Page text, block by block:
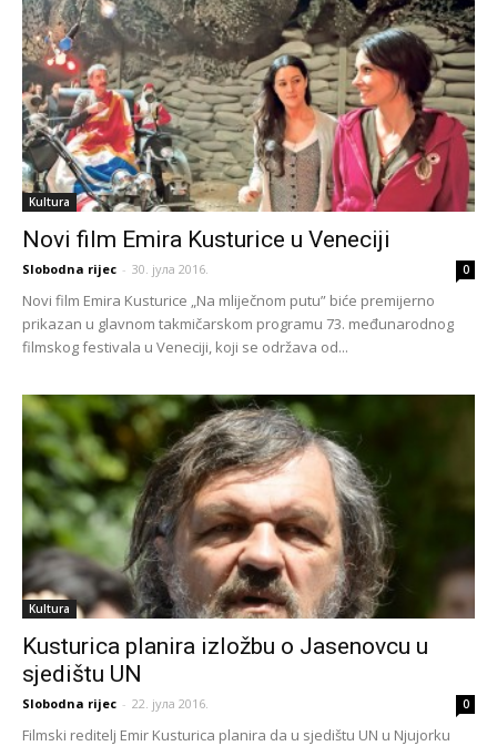
Kultura
Novi film Emira Kusturice u Veneciji
Slobodna rijec - 30. јула 2016. 0
Novi film Emira Kusturice „Na mliječnom putu” biće premijerno
prikazan u glavnom takmičarskom programu 73. međunarodnog
filmskog festivala u Veneciji, koji se održava od...
Kultura
Kusturica planira izložbu o Jasenovcu u
sjedištu UN
Slobodna rijec - 22. јула 2016. 0
Filmski reditelj Emir Kusturica planira da u sjedištu UN u Njujorku